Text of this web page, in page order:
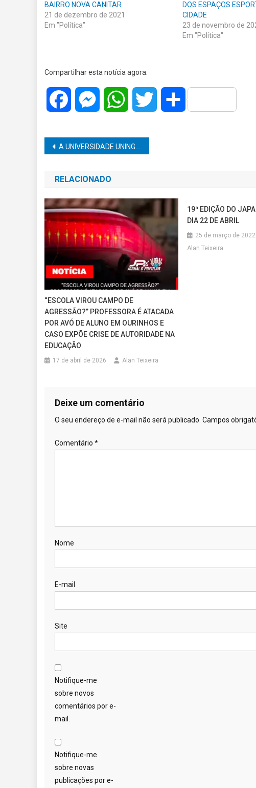
BAIRRO NOVA CANITAR
21 de dezembro de 2021
Em "Política"
DOS ESPAÇOS
CIDADE
23 de novembro de
Em "Política"
Compartilhar esta notícia agora:
Facebook MessengerWhatsAppTwitter Share
Navegação
de
Post
A UNIVERSIDADE UNINGÁ ESTÁ COM MATRÍCULAS ABERTAS PARA AULA COM INÍCIO EM NOVEMBRO.
RELACIONADO
“ESCOLA VIROU CAMPO DE
AGRESSÃO?” PROFESSORA É ATACADA
POR AVÓ DE ALUNO EM OURINHOS E
CASO EXPÕE CRISE DE AUTORIDADE NA
EDUCAÇÃO
17 de abril de 2026 Alan Teixeira
19ª EDIÇÃO DO
DIA 22 DE ABRIL
25 de março de 2022
Alan Teixeira
Deixe um comentário
O seu endereço de e-mail não será publicado. Campos
Comentário *
Nome
E-mail
Site
Notifique-me
sobre novos
comentários por e-
mail.
Notifique-me
sobre novas
publicações por e-